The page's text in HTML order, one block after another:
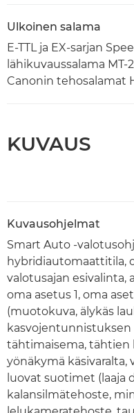
Ulkoinen salama
E-TTL ja EX-sarjan
lähikuvaussalama MT-
Canonin tehosalamat
KUVAUS
Kuvausohjelmat
Smart Auto -
hybridiautomaattitila,
valotusajan esivalinta,
oma asetus 1, oma
(muotokuva, älykäs
kasvojentunnistuksen
tähtimaisema, tähtien
yönäkymä käsivaralta,
luovat suotimet (laaja
kalansilmätehoste,